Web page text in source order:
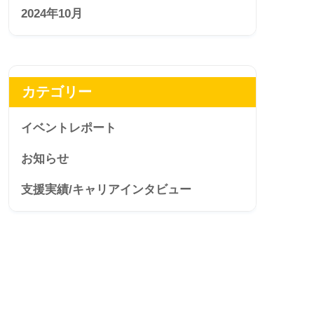
2024年10月
カテゴリー
イベントレポート
お知らせ
支援実績/キャリアインタビュー